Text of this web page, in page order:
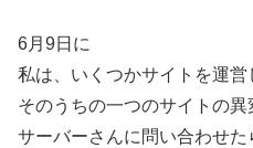
6月9日に
私は、いくつかサイトを運営
そのうちの一つのサイトの異
サーバーさんに問い合わせた